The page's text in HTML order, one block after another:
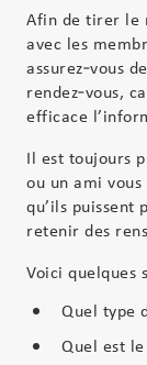
Afin de tirer le
avec les
assurez‑vous
rendez‑vous,
efficace
Il est toujours
ou un ami vous
qu’ils puissent
retenir des
Voici quelques
Quel type
Quel est